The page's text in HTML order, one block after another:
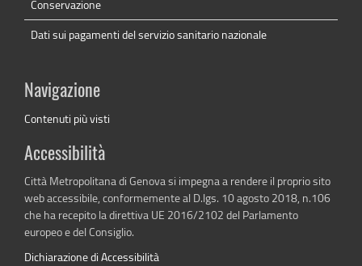
Conservazione
Dati sui pagamenti del servizio sanitario nazionale
Navigazione
Contenuti più visti
Accessibilità
Città Metropolitana di Genova si impegna a rendere il proprio sito
web accessibile, conformemente al D.lgs. 10 agosto 2018, n.106
che ha recepito la direttiva UE 2016/2102 del Parlamento
europeo e del Consiglio.
Dichiarazione di Accessibilità